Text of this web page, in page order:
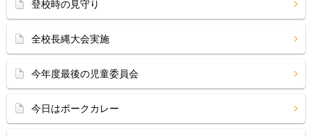
登校時の見守り
全校長縄大会実施
今年度最後の児童委員会
今日はポークカレー